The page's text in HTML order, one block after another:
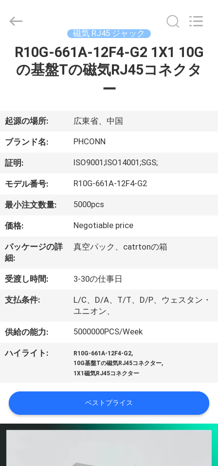
ダ
ク
ト
私
達
つ
い
て
工
場
行
品
2015
Electronics
磁気 RJ45 ジャック
R10G-661A-12F4-G2 1X1 10G
の基盤Tの磁気RJ45コネクタ
ー
起源の場所: 広東省、中国
ブランド名: PHCONN
証明: ISO9001;ISO14001;SGS;
モデル番号: R10G-661A-12F4-G2
最小注文数量: 5000pcs
価格: Negotiable price
パッケージの詳
細:
真空パック、catrtonの箱
受渡し時間: 3-30の仕事日
支払条件:
L/C、D/A、T/T、D/P、ウェスタン・
ユニオン、
供給の能力: 5000000PCS/Week
ハイライト: R10G-661A-12F4-G2,
10G基盤Tの磁気RJ45コネクター,
1X1磁気RJ45コネクター
ベストプライス